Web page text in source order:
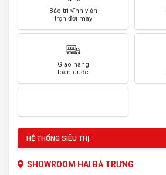
Bảo trì vĩnh viễn
trọn đời máy
Giao hàng
toàn quốc
HỆ THỐNG SIÊU THỊ:
SHOWROOM HAI BÀ TRƯNG